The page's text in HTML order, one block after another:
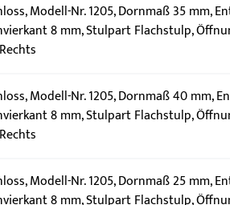
Modell-Nr. 1205, Dornmaß 35 mm,
8 mm, Stulpart Flachstulp,
Modell-Nr. 1205, Dornmaß 40 mm,
8 mm, Stulpart Flachstulp,
Modell-Nr. 1205, Dornmaß 25 mm,
8 mm, Stulpart Flachstulp,